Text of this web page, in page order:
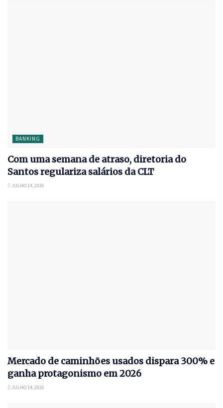
BANKING
Com uma semana de atraso, diretoria do
Santos regulariza salários da CLT
JULHO 14, 2026
Mercado de caminhões usados dispara 300% e
ganha protagonismo em 2026
JULHO 14, 2026